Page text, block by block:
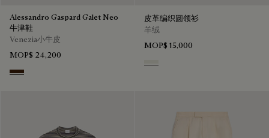
Alessandro Gaspard Galet Neo
牛津鞋
Venezia小牛皮
MOP$ 24,200
Marrone Intenso
皮革编织圆领衫
羊绒
MOP$ 15,000
Off White